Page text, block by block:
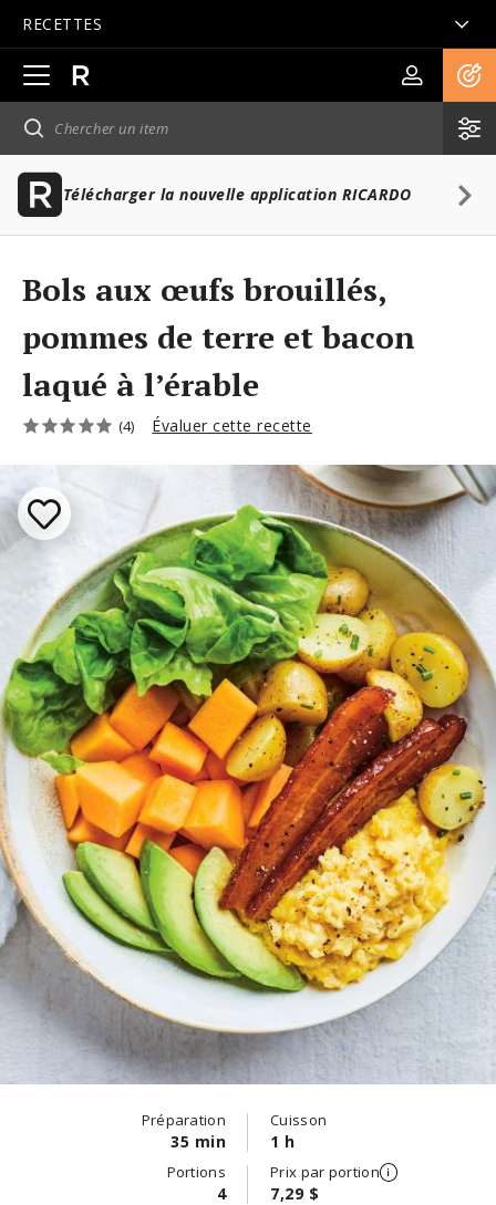
RECETTES
Ouvrir
la
navigation
principale
Télécharger la nouvelle application RICARDO
Bols aux œufs brouillés,
pommes de terre et bacon
laqué à l’érable
(4) Évaluer cette recette
Préparation
35 min
Cuisson
1 h
Portions
4
Prix par portion
7,29 $